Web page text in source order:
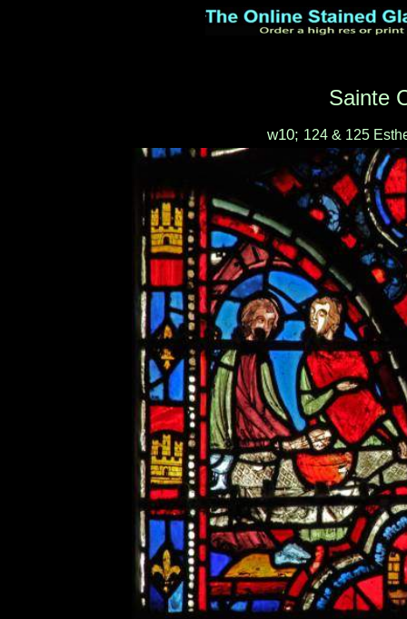
Sainte
w10; 124 & 125